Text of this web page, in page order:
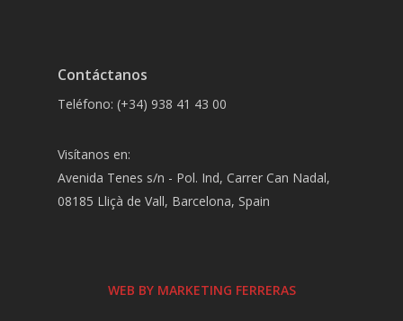
Contáctanos
Teléfono: (+34) 938 41 43 00
Visítanos en:
Avenida Tenes s/n - Pol. Ind, Carrer Can Nadal,
08185 Lliçà de Vall, Barcelona, Spain
WEB BY MARKETING FERRERAS